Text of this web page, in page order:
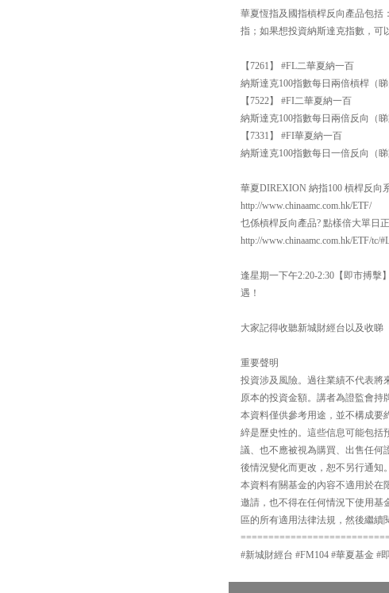
華夏恆指及國指槓桿反向產品包括
指；如果想投資納斯達克指數，可
【7261】 #FL二華夏納一百
納斯達克100指數每日兩倍槓桿（睇
【7522】 #FI二華夏納一百
納斯達克100指數每日兩倍反向（睇
【7331】 #FI華夏納一百
納斯達克100指數每日一倍反向（睇
華夏DIREXION 納指100 槓桿反向
http://www.chinaamc.com.hk/ETF/
乜係槓桿反向產品? 點樣倍大單日
http://www.chinaamc.com.hk/ETF/tc/
逢星期一下午2:20-2:30【即市搏
遇！
大家記得收聽新城財經台以及收睇
重要聲明
投資涉及風險。過往業績不代表將
原本的投資金額。講者為證監會持
本資料僅供參考用途，並不構成要
綷是歷史性的。這些信息可能包括
議、也不應被視為購買、出售任何
後情況變化而更改，恕不另行通知。
本資料有關基金的內容不適用於在
邀請，也不得在任何情況下使用基
區的所有適用法律法規，然後繼續
#新城財經台 #FM104 #華夏基金 #